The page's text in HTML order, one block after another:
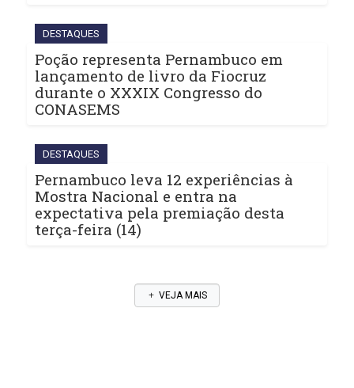
DESTAQUES
Poção representa Pernambuco em
lançamento de livro da Fiocruz
durante o XXXIX Congresso do
CONASEMS
DESTAQUES
Pernambuco leva 12 experiências à
Mostra Nacional e entra na
expectativa pela premiação desta
terça-feira (14)
VEJA MAIS